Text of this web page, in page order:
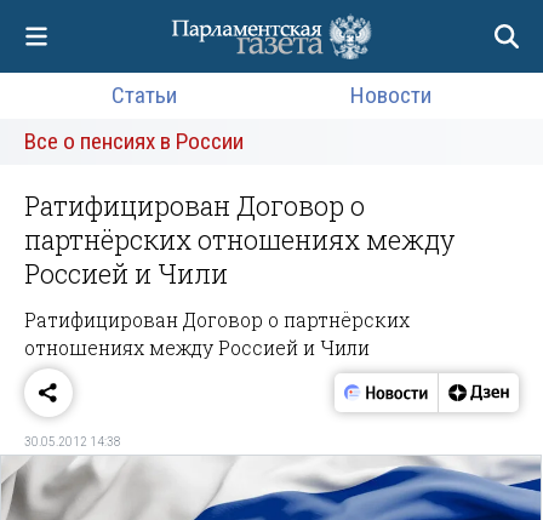
Статьи
Новости
Все о пенсиях в России
Ратифицирован Договор о
партнёрских отношениях между
Россией и Чили
Ратифицирован Договор о партнёрских
отношениях между Россией и Чили
30.05.2012 14:38